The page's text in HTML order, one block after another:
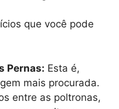
que você pode
Pernas: Esta é,
mais procurada.
entre as poltronas,